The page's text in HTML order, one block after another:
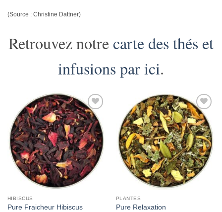
(Source : Christine Dattner)
Retrouvez notrecarte des thés et
infusions par ici.
Add to
Wishlist
HIBISCUS
Pure Fraicheur Hibiscus
Add to
Wishlist
PLANTES
Pure Relaxation